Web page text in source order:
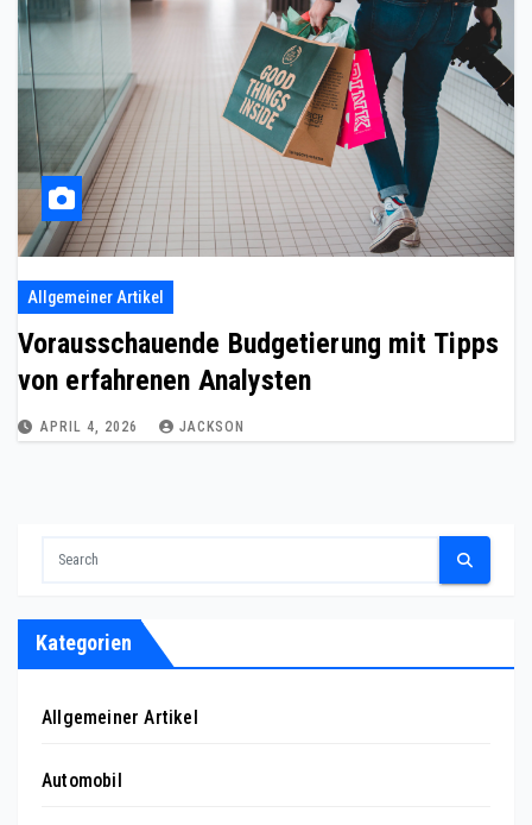
Allgemeiner Artikel
Vorausschauende Budgetierung mit Tipps
von erfahrenen Analysten
APRIL 4, 2026 JACKSON
Kategorien
Allgemeiner Artikel
Automobil